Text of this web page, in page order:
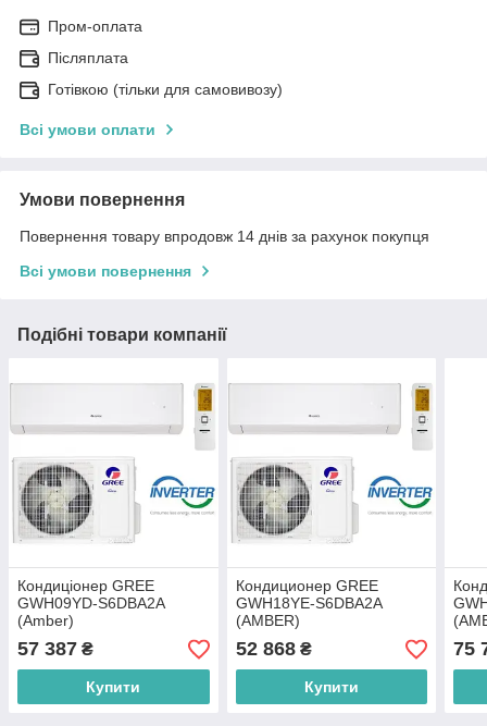
Пром-оплата
Післяплата
Готівкою (тільки для самовивозу)
Всі умови оплати
Умови повернення
Повернення товару впродовж 14 днів за рахунок покупця
Всі умови повернення
Подібні товари компанії
Кондиціонер GREE
GWH09YD-S6DBA2A
(Amber)
57 387 ₴
Купити
Кондиционер GREE
GWH18YE-S6DBA2A
(AMBER)
52 868₴
Купити
75